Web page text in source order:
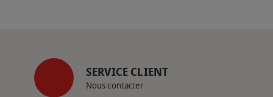
SERVICE CLIENT
Nous contacter